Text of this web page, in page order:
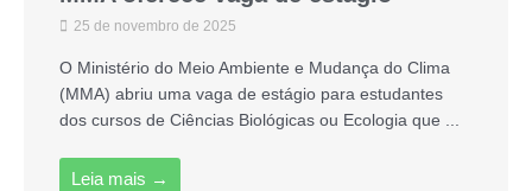
25 de novembro de 2025
O Ministério do Meio Ambiente e Mudança do Clima
(MMA) abriu uma vaga de estágio para estudantes
dos cursos de Ciências Biológicas ou Ecologia que ...
Leia mais →